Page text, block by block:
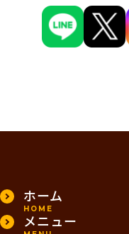
ホーム
HOME
メニュー